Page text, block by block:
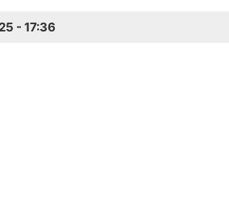
- 17:36